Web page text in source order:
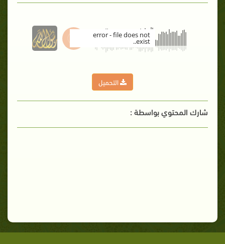
error - file does not
exist..
التحميل
شارك المحتوي بواسطة :